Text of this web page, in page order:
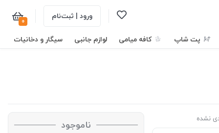
ورود | ثبت‌نام 0
پت شاپ کافه میامی لوازم جانبی سیگار و دخانیات
نشده ناموجود